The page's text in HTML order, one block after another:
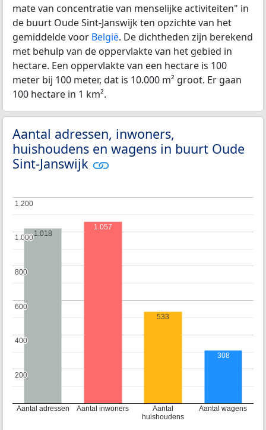
mate van concentratie van menselijke activiteiten" in
de buurt Oude Sint-Janswijk ten opzichte van het
gemiddelde voor België. De dichtheden zijn berekend
met behulp van de oppervlakte van het gebied in
hectare. Een oppervlakte van een hectare is 100
meter bij 100 meter, dat is 10.000 m² groot. Er gaan
100 hectare in 1 km².
Aantal adressen, inwoners,
huishoudens en wagens in buurt Oude
Sint-Janswijk
Aantal adressen Aantal inwoners
Aantal
huishoudens
Aantal wagens
200
200
400
400
600
600
800
800
1.000
1.000
1.200
1.200
1.018
1.057
533
308